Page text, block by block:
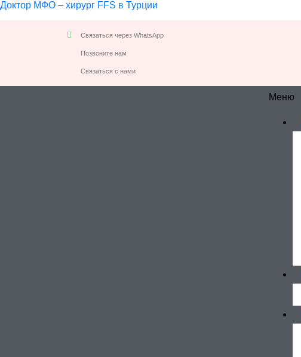
Доктор МФО – хирург FFS в Турции
Связаться через WhatsApp
Позвоните нам
Связаться с нами
Меню